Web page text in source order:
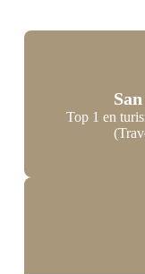
Top 1 en